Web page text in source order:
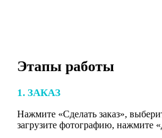
Этапы работы
1. ЗАКАЗ
Нажмите «Сделать заказ»,
загрузите фотографию, нажмите